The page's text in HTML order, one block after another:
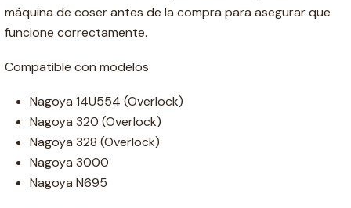
máquina de coser antes de la compra para asegurar que
funcione correctamente.
Compatible con modelos
Nagoya 14U554 (Overlock)
Nagoya 320 (Overlock)
Nagoya 328 (Overlock)
Nagoya 3000
Nagoya N695